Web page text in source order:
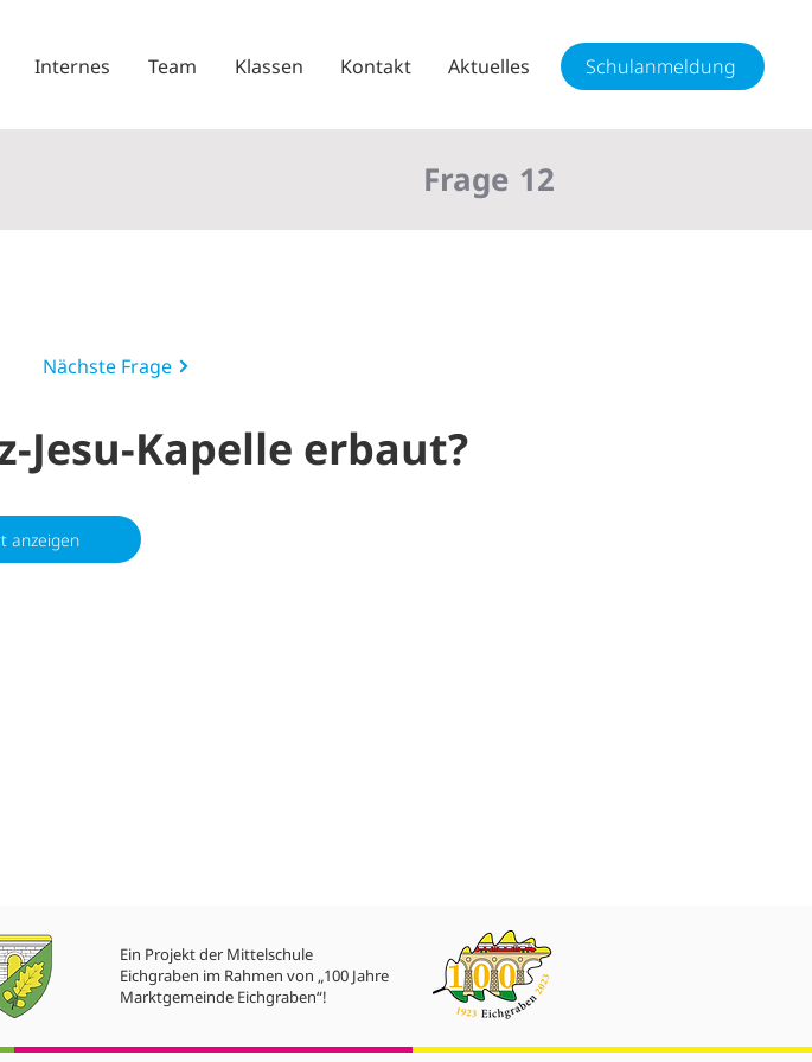
Internes Team Klassen Kontakt Aktuelles Schulanmeldung
Frage 12
Nächste Frage
Jesu-Kapelle erbaut?
anzeigen
Ein Projekt der Mittelschule
Eichgraben im Rahmen von „100 Jahre
Marktgemeinde Eichgraben“!